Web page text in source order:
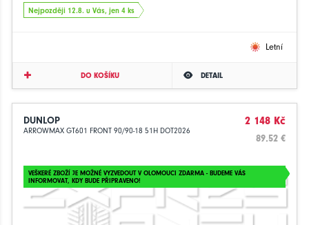
Nejpozději 12.8. u Vás, jen 4 ks
Letní
DO KOŠÍKU DETAIL
DUNLOP
ARROWMAX GT601 FRONT 90/90-18 51H DOT2026
2 148 Kč
89.52 €
VEŠKERÉ ZBOŽÍ JE MOŽNÉ VYZVEDOUT V OLOMOUCI ZDARMA - BUDEME VÁS
INFORMOVAT, KDY BUDE PŘIPRAVENO!